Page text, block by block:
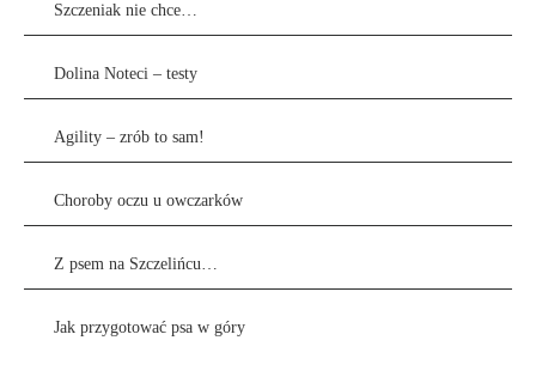
Szczeniak nie chce…
Dolina Noteci – testy
Agility – zrób to sam!
Choroby oczu u owczarków
Z psem na Szczelińcu…
Jak przygotować psa w góry